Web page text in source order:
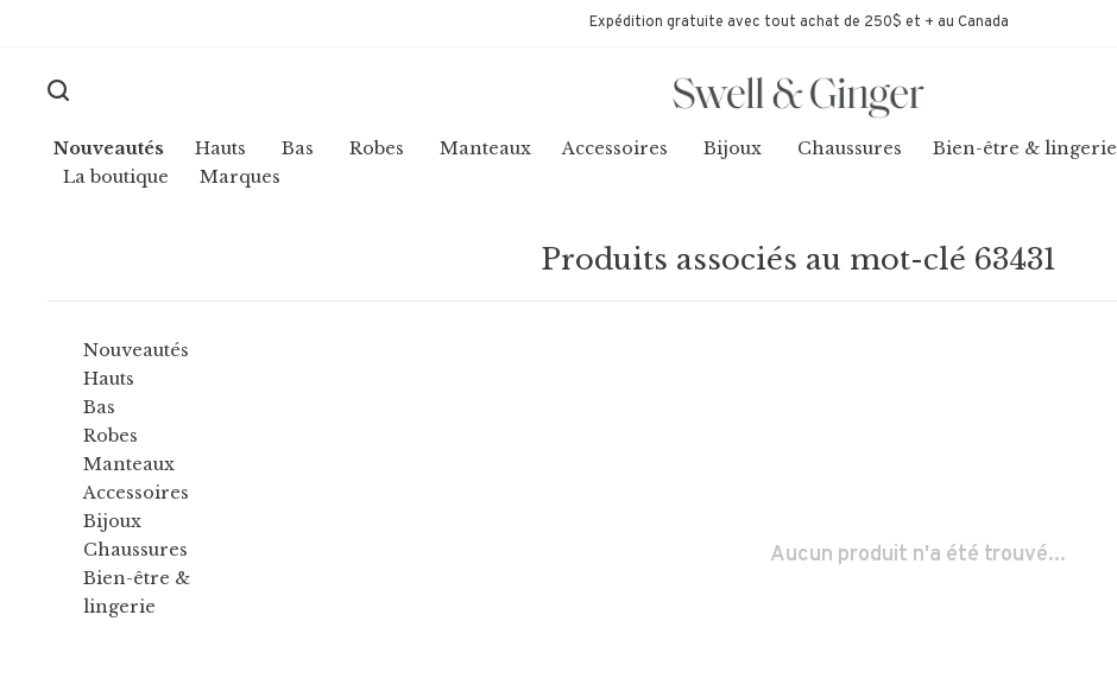
Expédition gratuite avec tout achat de 250$ et + au Canada
Nouveautés Hauts Bas Robes Manteaux Accessoires Bijoux Chaussures Bien-être & lingerie
La boutique
Marques
Produits associés au mot-clé 63431
Nouveautés
Hauts
Bas
Robes
Manteaux
Accessoires
Bijoux
Chaussures
Bien-être &
lingerie
Aucun produit n'a été trouvé...